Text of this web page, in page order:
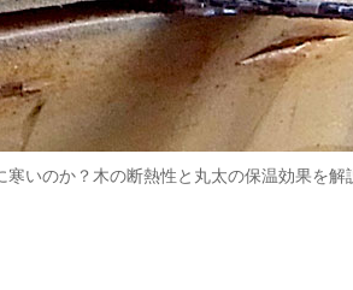
寒いのか？木の断熱性と丸太の保温効果を解